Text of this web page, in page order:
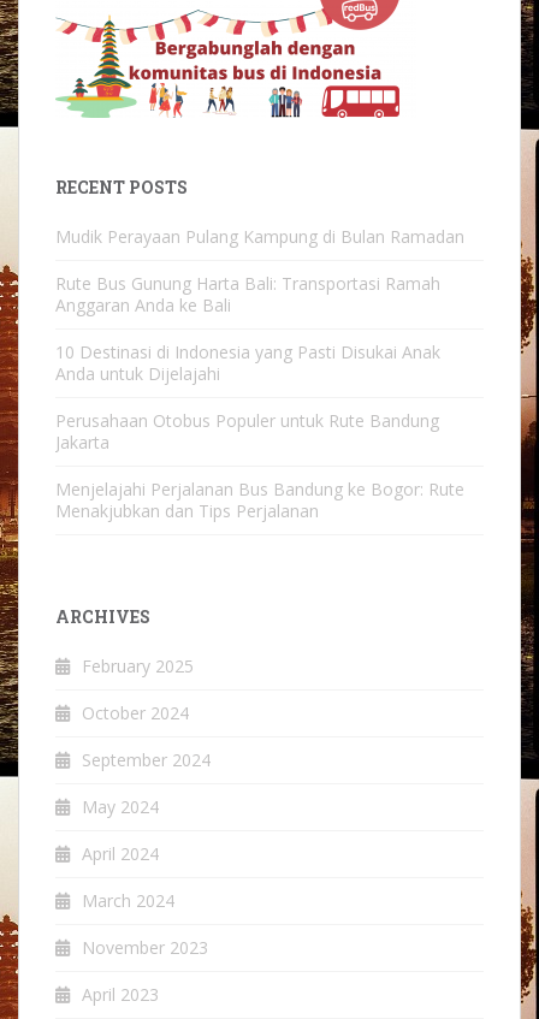
RECENT POSTS
Mudik Perayaan Pulang Kampung di Bulan Ramadan
Rute Bus Gunung Harta Bali: Transportasi Ramah
Anggaran Anda ke Bali
10 Destinasi di Indonesia yang Pasti Disukai Anak
Anda untuk Dijelajahi
Perusahaan Otobus Populer untuk Rute Bandung
Jakarta
Menjelajahi Perjalanan Bus Bandung ke Bogor: Rute
Menakjubkan dan Tips Perjalanan
ARCHIVES
February 2025
October 2024
September 2024
May 2024
April 2024
March 2024
November 2023
April 2023